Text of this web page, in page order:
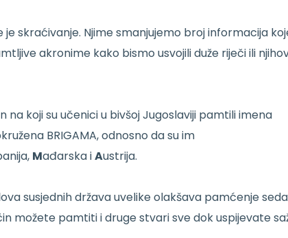
skraćivanje. Njime smanjujemo broj informacija
akronime kako bismo usvojili duže riječi ili
koji su učenici u bivšoj Jugoslaviji pamtili imena
BRIGAMA, odnosno da su im
Mađarska iAustrija.
susjednih država uvelike olakšava pamćenje
možete pamtiti i druge stvari sve dok uspijevate